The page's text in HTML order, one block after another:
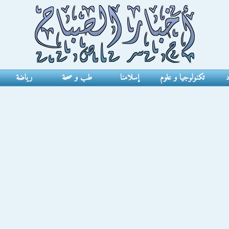
تكنولوجيا و علوم إسلامنا طب و صحة رياضة